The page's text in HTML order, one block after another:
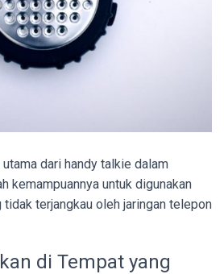
dari handy talkie dalam
kemampuannya untuk digunakan
tidak terjangkau oleh jaringan telepon
di Tempat yang